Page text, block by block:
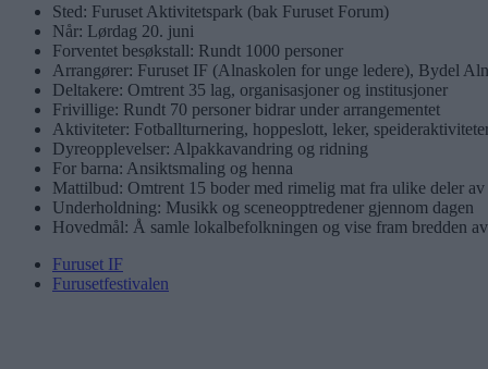
Sted: Furuset Aktivitetspark (bak Furuset Forum)
Når: Lørdag 20. juni
Forventet besøkstall: Rundt 1000 personer
Arrangører: Furuset IF (Alnaskolen for unge ledere), Bydel
Deltakere: Omtrent 35 lag, organisasjoner og institusjoner
Frivillige: Rundt 70 personer bidrar under arrangementet
Aktiviteter: Fotballturnering, hoppeslott, leker,
Dyreopplevelser: Alpakkavandring og ridning
For barna: Ansiktsmaling og henna
Mattilbud: Omtrent 15 boder med rimelig mat fra ulike deler av
Underholdning: Musikk og sceneopptredener gjennom dagen
Hovedmål: Å samle lokalbefolkningen og vise fram bredden
Furuset IF
Furusetfestivalen